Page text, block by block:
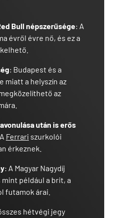
Bull népszerűsége: A
évről évre nő, és ez a
: Budapest és a
miatt a helyszín az
az
után is erős
Ferrari szurkolói
érkeznek.
: A Magyar Nagydíj
például a brit, a
futamok árai.
hétvégi jegy